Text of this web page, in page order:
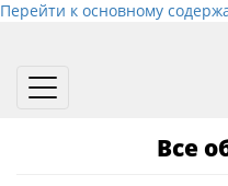
Перейти к основному
Toggle
Все